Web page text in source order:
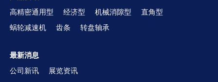
高精密通用型 经济型 机械消隙型
直角型
蜗轮减速机
齿条 转盘轴承
最新消息
公司新讯 展览资讯